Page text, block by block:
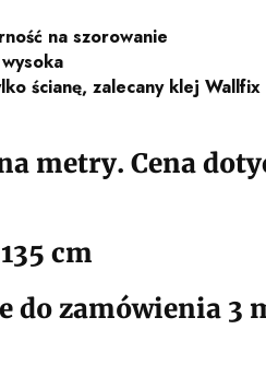
na szorowanie
wysoka
ścianę, zalecany klej
metry. Cena
cm
zamówienia 3